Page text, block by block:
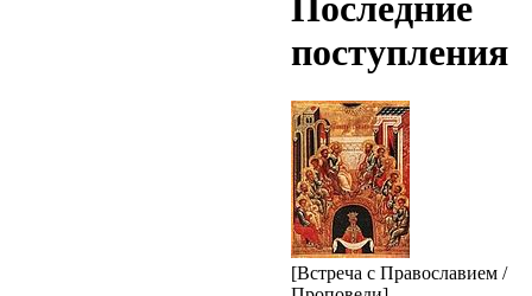
Последние
поступления
[Встреча с Православием /